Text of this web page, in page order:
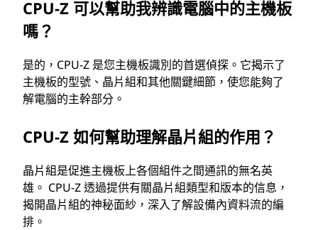
CPU-Z 可以幫助我辨識電腦中的主機板
嗎？
是的，CPU-Z 是您主機板識別的首選偵探。它揭示了
主機板的型號、晶片組和其他關鍵細節，使您能夠了
解電腦的主幹部分。
CPU-Z 如何幫助理解晶片組的作用？
晶片組是促進主機板上各個組件之間通訊的無名英
雄。 CPU-Z 透過提供有關晶片組類型和版本的信息，
揭開晶片組的神秘面紗，深入了解設備內資料流的編
排。